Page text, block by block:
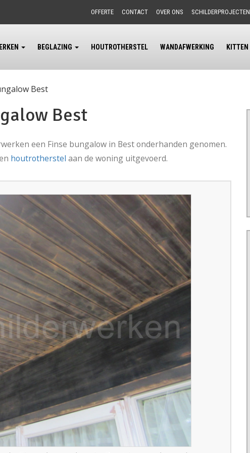
OFFERTE CONTACT OVER ONS SCHILDERPROJECTEN
BEGLAZING HOUTROTHERSTEL WANDAFWERKING KITTEN
Best
Best
een Finse bungalow in Best onderhanden genomen.
houtrotherstel aan de woning uitgevoerd.